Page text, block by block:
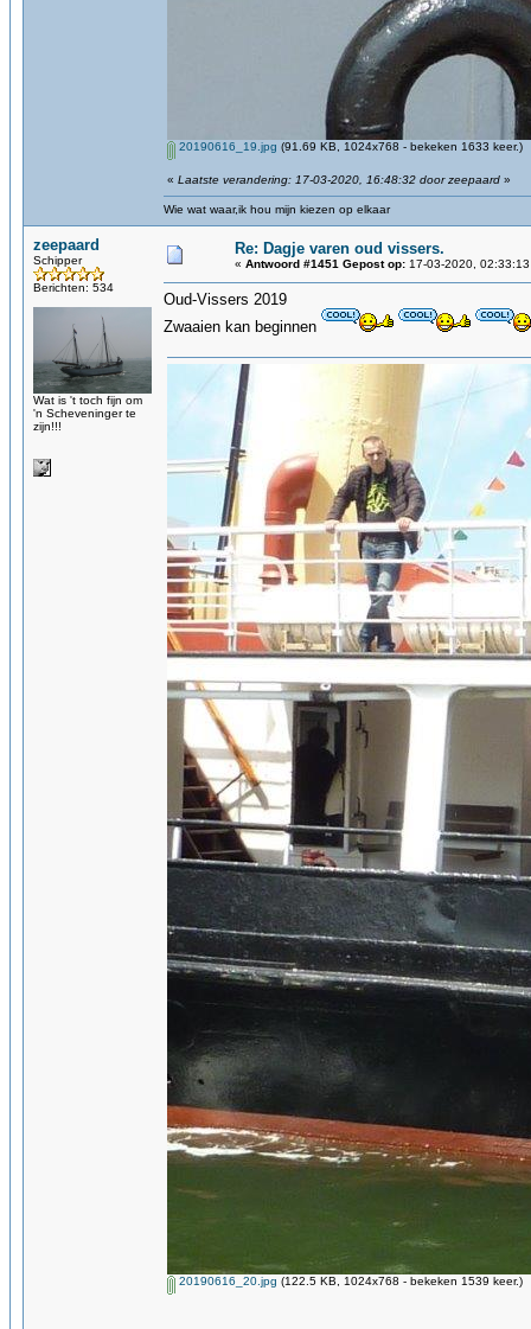
20190616_19.jpg (91.69 KB, 1024x768 - bekeken 1633 keer.)
« Laatste verandering: 17-03-2020, 16:48:32 door zeepaard »
Wie wat waar,ik hou mijn kiezen op elkaar
zeepaard
Schipper
Berichten: 534
Wat is 't toch fijn om
'n Scheveninger te
zijn!!!
Re: Dagje varen oud vissers.
« Antwoord #1451 Gepost op: 17-03-2020,
Oud-Vissers 2019
Zwaaien kan beginnen
20190616_20.jpg (122.5 KB, 1024x768 - bekeken 1539 keer.)